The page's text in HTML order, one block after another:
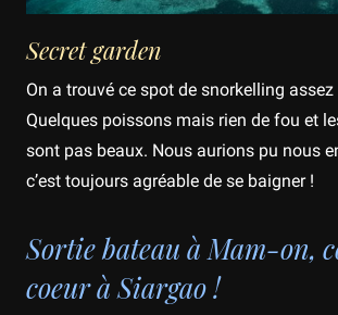
Secret garden
On a trouvé ce spot de snorkelling assez
Quelques poissons mais rien de fou et
sont pas beaux. Nous aurions pu nous
c’est toujours agréable de se baigner !
Sortie bateau à Mam-on,
coeur à Siargao !